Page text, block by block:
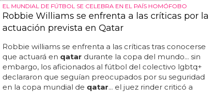
EL MUNDIAL DE FÚTBOL SE CELEBRA EN EL PAÍS HOMÓFOBO
Robbie Williams se enfrenta a las críticas por la
actuación prevista en Qatar
Robbie williams se enfrenta a las críticas tras conocerse
que actuará en qatar durante la copa del mundo... sin
embargo, los aficionados al fútbol del colectivo lgbtq+
declararon que seguían preocupados por su seguridad
en la copa mundial de qatar... el juez rinder criticó a